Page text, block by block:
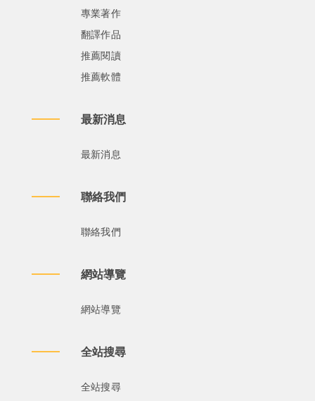
專業著作
翻譯作品
推薦閱讀
推薦軟體
最新消息
最新消息
聯絡我們
聯絡我們
網站導覽
網站導覽
全站搜尋
全站搜尋